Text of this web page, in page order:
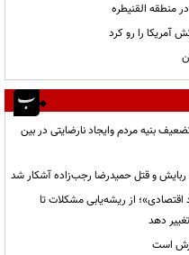
منطقه القنیطره
آمریکا را رو کرد
بنیه مردم وایجاد نارضایتی در بین
ربایش و قتل حمیدرضا رجب‌زاده آشکار شد
محور «جهاد اقتصادی»؛ از ریشه‌یابی مشکلات تا
دهد
است